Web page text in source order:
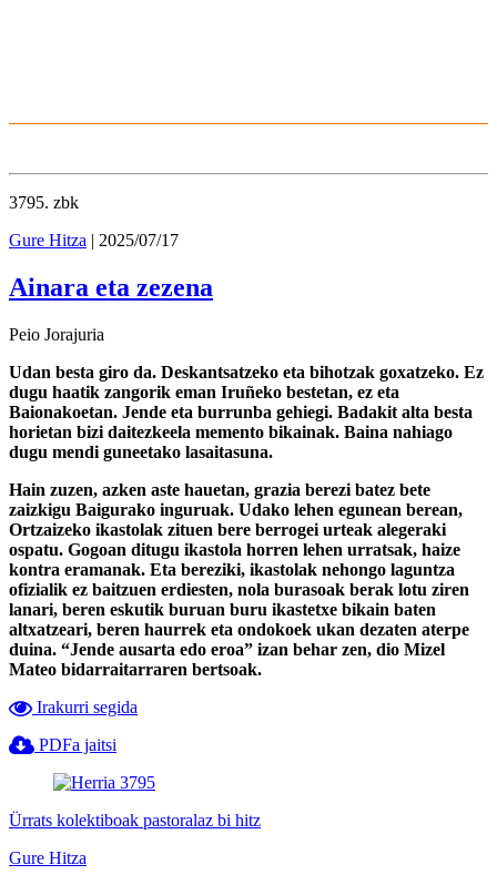
3795. zbk
Gure Hitza | 2025/07/17
Ainara eta zezena
Peio Jorajuria
Udan besta giro da. Deskantsatzeko eta bihotzak goxatzeko. Ez
dugu haatik zangorik eman Iruñeko bestetan, ez eta
Baionakoetan. Jende eta burrunba gehiegi. Badakit alta besta
horietan bizi daitezkeela memento bikainak. Baina nahiago
dugu mendi guneetako lasaitasuna.
Hain zuzen, azken aste hauetan, grazia berezi batez bete
zaizkigu Baigurako inguruak. Udako lehen egunean berean,
Ortzaizeko ikastolak zituen bere berrogei urteak alegeraki
ospatu. Gogoan ditugu ikastola horren lehen urratsak, haize
kontra eramanak. Eta bereziki, ikastolak nehongo laguntza
ofizialik ez baitzuen erdiesten, nola burasoak berak lotu ziren
lanari, beren eskutik buruan buru ikastetxe bikain baten
altxatzeari, beren haurrek eta ondokoek ukan dezaten aterpe
duina. “Jende ausarta edo eroa” izan behar zen, dio Mizel
Mateo bidarraitarraren bertsoak.
Irakurri segida
PDFa jaitsi
Ürrats kolektiboak pastoralaz bi hitz
Gure Hitza